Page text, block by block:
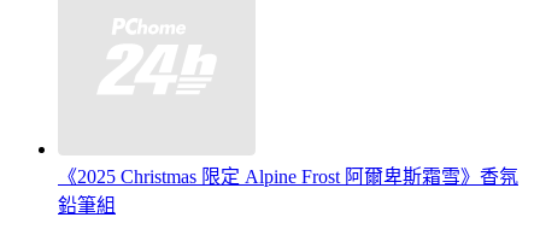
《2025 Christmas 限定 Alpine Frost 阿爾卑斯霜雪》香氛
鉛筆組